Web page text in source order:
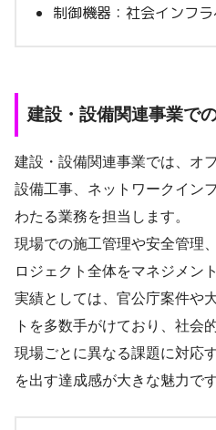
制御機器：社会インフ
建設・設備関連事業で
建設・設備関連事業では、オ
設備工事、ネットワークイン
わたる業務を担当します。
現場での施工管理や安全管理
ロジェクト全体をマネジメン
実績としては、官公庁案件や
トを多数手がけており、社会
現場ごとに異なる課題に対応
を出す達成感が大きな魅力です